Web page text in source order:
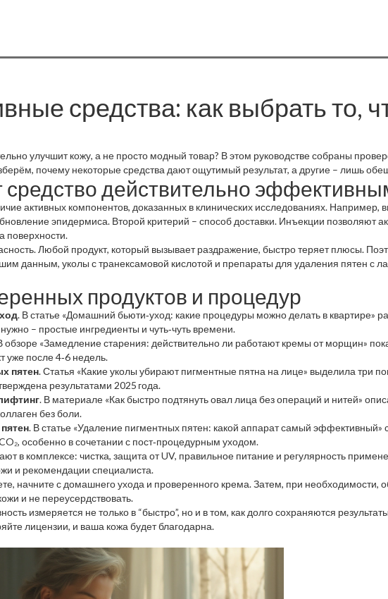
средства: как выбрать то,
улучшит кожу, а не просто модный товар? В этом руководстве собраны
почему некоторые средства дают ощутимый результат, а другие – лишь
средство действительно
активных компонентов, доказанных в клинических исследованиях. Например,
эпидермиса. Второй критерий – способ доставки. Инъекции позволяют
поверхности.
Любой продукт, который вызывает раздражение, быстро теряет плюсы.
данным, уколы с транексамовой кислотой и препараты для удаления пятен с
продуктов и процедур
. В статье «Домашний бьюти‑уход: какие процедуры можно делать в квартире»
– простые ингредиенты и чуть‑чуть времени.
обзоре «Замедление старения: действительно ли работают кремы от морщин»
после 4‑6 недель.
пятен. Статья «Какие уколы убирают пигментные пятна на лице» выделила три
результатами 2025 года.
. В материале «Как быстро подтянуть овал лица без операций и нитей»
без боли.
. В статье «Удаление пигментных пятен: какой аппарат самый
особенно в сочетании с пост‑процедурным уходом.
в комплексе: чистка, защита от UV, правильное питание и регулярность
и рекомендации специалиста.
начните с домашнего ухода и проверенного крема. Затем, при
и не переусердствовать.
измеряется не только в “быстро”, но и в том, как долго сохраняются
лицензии, и ваша кожа будет благодарна.